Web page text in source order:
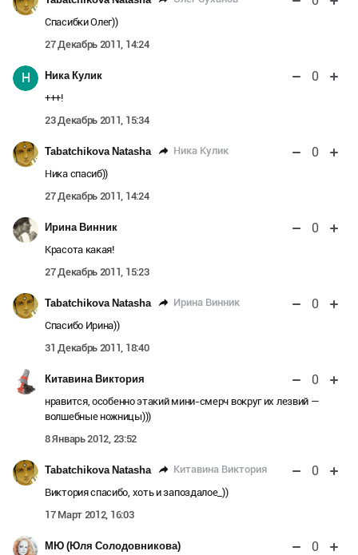
Спасибки Олег))
27 Декабрь 2011, 14:24
Н Ника Кулик 0
+++!
23 Декабрь 2011, 15:34
Tabatchikova Natasha Ника Кулик 0
Ника спасиб))
27 Декабрь 2011, 14:24
Ирина Винник 0
Красота какая!
27 Декабрь 2011, 15:23
Tabatchikova Natasha Ирина Винник 0
Спасибо Ирина))
31 Декабрь 2011, 18:40
Китавина Виктория 0
нравится, особенно этакий мини-смерч вокруг их лезвий —
волшебные ножницы)))
8 Январь 2012, 23:52
Tabatchikova Natasha Китавина Виктория 0
Виктория спасибо, хоть и запоздалое_))
17 Март 2012, 16:03
МЮ (Юля Солодовникова) 0